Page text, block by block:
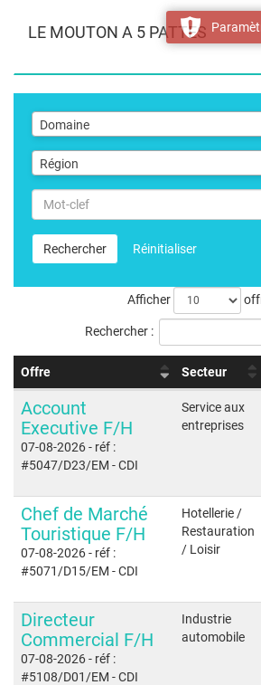
LE MOUTON A 5 PATTES
Domaine
Domaine
Région
Région
Mot-
clef
Rechercher Réinitialiser
Afficher
Rechercher :
Offre Secteur
Account
Executive F/H
07-08-2026- réf :
#5047/D23/EM - CDI
Service aux
entreprises
Chef de Marché
Touristique F/H
07-08-2026- réf :
#5071/D15/EM - CDI
Hotellerie /
Restauration
/ Loisir
Directeur
Commercial F/H
07-08-2026- réf :
#5108/D01/EM - CDI
Industrie
automobile